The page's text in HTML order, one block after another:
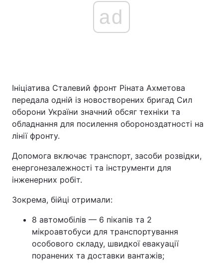
ad
Ініціатива Сталевий фронт Ріната Ахметова
передала одній із новостворених бригад Сил
оборони України значний обсяг техніки та
обладнання для посилення обороноздатності на
лінії фронту.
Допомога включає транспорт, засоби розвідки,
енергонезалежності та інструменти для
інженерних робіт.
Зокрема, бійці отримали:
8 автомобілів — 6 пікапів та 2
мікроавтобуси для транспортування
особового складу, швидкої евакуації
поранених та доставки вантажів;